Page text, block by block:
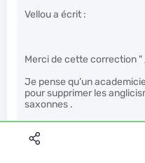
Vellou a écrit :
Merci de cette correction"
Je pense qu’un
pour supprimer les
saxonnes .